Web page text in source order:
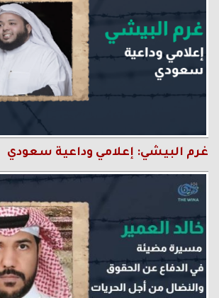
غرم البيشي: إعلامي وداعية سعودي